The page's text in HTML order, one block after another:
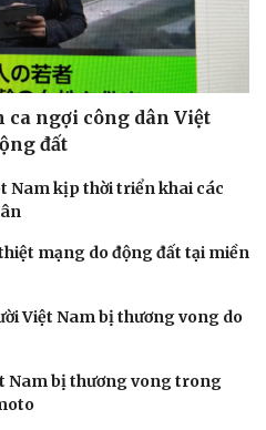
ca ngợi công dân Việt
đất
Nam kịp thời triển khai các
mạng do động đất tại miền
Việt Nam bị thương vong do
Nam bị thương vong trong